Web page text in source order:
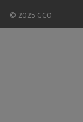
© 2025 GCO